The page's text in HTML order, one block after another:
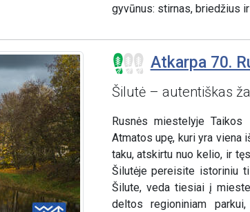
gyvūnus: stirnas, briedžius
Atkarpa 70.
Šilutė – autentiškas
Rusnės miestelyje
Atmatos upę, kuri yra viena
taku, atskirtu nuo kelio, ir
Šilutėje pereisite istoriniu
Šilute, veda tiesiai į
deltos regioniniam